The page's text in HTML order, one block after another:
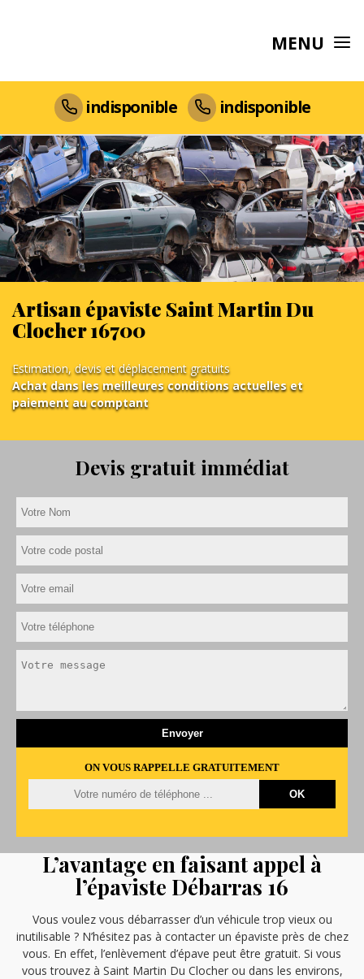
MENU
indisponible indisponible
Artisan épaviste Saint Martin Du
Clocher 16700
Estimation, devis et déplacement gratuits
Achat dans les meilleures conditions actuelles et
paiement au comptant
Devis gratuit immédiat
ON VOUS RAPPELLE GRATUITEMENT
L’avantage en faisant appel à
l’épaviste Débarras 16
Vous voulez vous débarrasser d’un véhicule trop vieux ou
inutilisable ? N’hésitez pas à contacter un épaviste près de chez
vous. En effet, l’enlèvement d’épave peut être gratuit. Si vous
vous trouvez à Saint Martin Du Clocher ou dans les environs,